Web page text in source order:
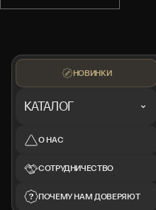
НОВИНКИ
КАТАЛОГ
О НАС
СОТРУДНИЧЕСТВО
ПОЧЕМУ НАМ ДОВЕРЯЮТ